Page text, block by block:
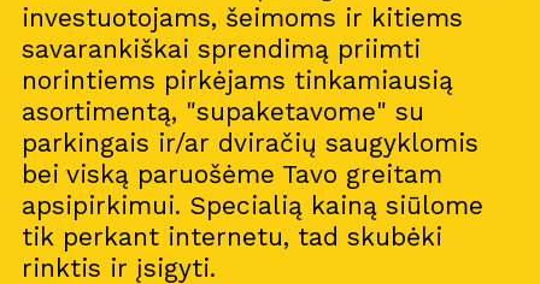
investuotojams, šeimoms ir kitiems
savarankiškai sprendimą priimti
norintiems pirkėjams tinkamiausią
asortimentą, "supaketavome" su
parkingais ir/ar dviračių saugyklomis
bei viską paruošėme Tavo greitam
apsipirkimui. Specialią kainą siūlome
tik perkant internetu, tad skubėki
rinktis ir įsigyti.